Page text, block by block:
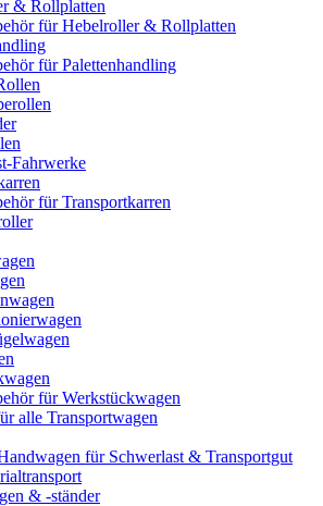
& Rollplatten
für Hebelroller & Rollplatten
für Palettenhandling
Fahrwerke
für Transportkarren
für Werkstückwagen
alle Transportwagen
für Schwerlast & Transportgut
& -ständer